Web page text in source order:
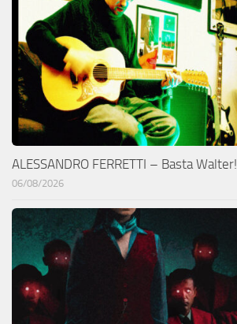
ALESSANDRO FERRETTI – Basta Walter!
06/08/2026